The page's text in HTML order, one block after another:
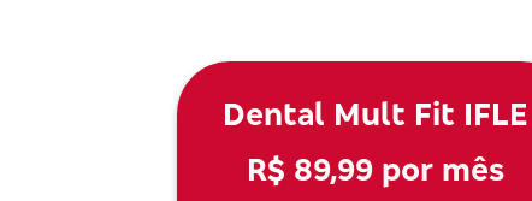
Dental Mult Fit IFLE
R$ 89,99 por mês